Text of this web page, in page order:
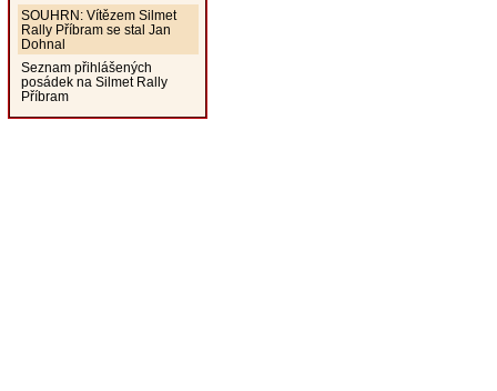
SOUHRN: Vítězem Silmet
Rally Příbram se stal Jan
Dohnal
Seznam přihlášených
posádek na Silmet Rally
Příbram